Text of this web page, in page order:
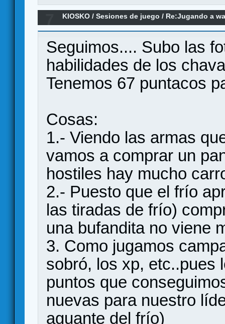
KIOSKO /Sesiones de juego / Re:Jugando a
Seguimos.... Subo las
habilidades de los
Tenemos 67 puntacos
Cosas:
1.- Viendo las armas
vamos a comprar un
hostiles hay mucho
2.- Puesto que el frío
las tiradas de frío)
una bufandita no viene
3. Como jugamos
sobró, los xp, etc..pues
puntos que
nuevas para nuestro
aguante del frío)